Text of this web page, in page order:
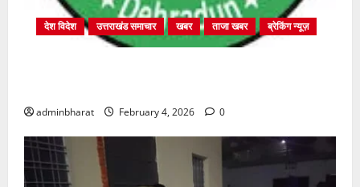
देश विदेश उत्तराखंड समाचार खबर ताजा खबर ब्रेकिंग न्यूज़
adminbharat February 4, 2026 0